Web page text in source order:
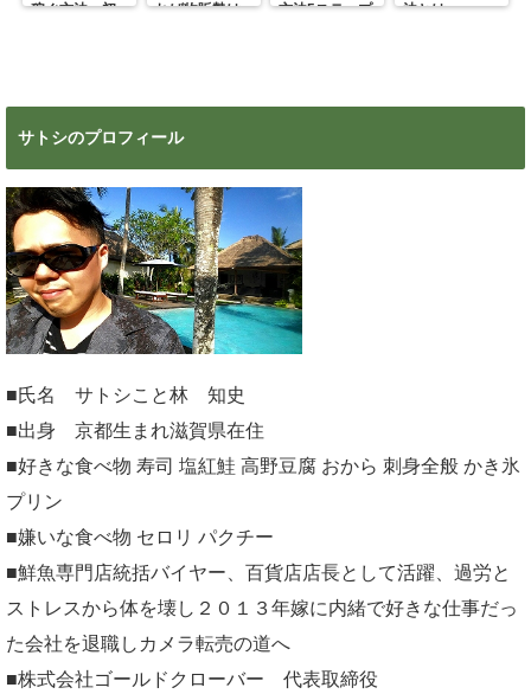
稼ぐ方法 初
れば物販勢は
方法5ステップ
法とは
サトシのプロフィール
■氏名 サトシこと林 知史
■出身 京都生まれ滋賀県在住
■好きな食べ物 寿司 塩紅鮭 高野豆腐 おから 刺身全般 かき氷
プリン
■嫌いな食べ物 セロリ パクチー
■鮮魚専門店統括バイヤー、百貨店店長として活躍、過労と
ストレスから体を壊し２０１３年嫁に内緒で好きな仕事だっ
た会社を退職しカメラ転売の道へ
■株式会社ゴールドクローバー 代表取締役